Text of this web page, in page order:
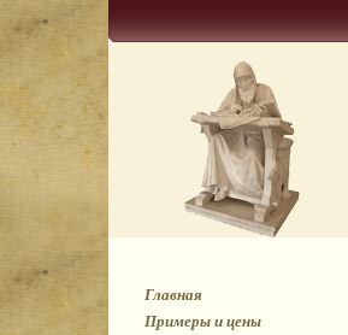
Главная
Примеры и цены